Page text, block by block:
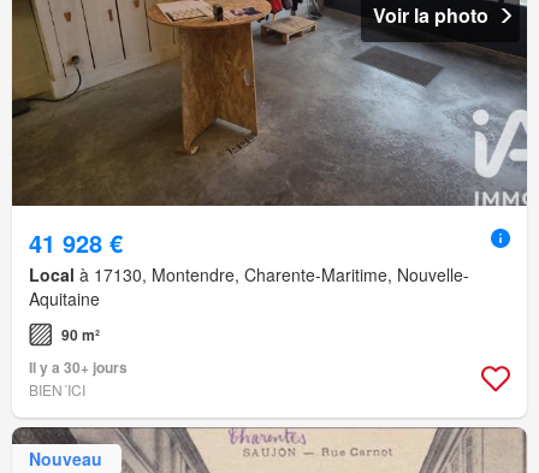
Voir la photo
41 928 €
Local à 17130, Montendre, Charente-Maritime, Nouvelle-
Aquitaine
90 m²
Il y a 30+ jours
BIEN´ICI
Nouveau